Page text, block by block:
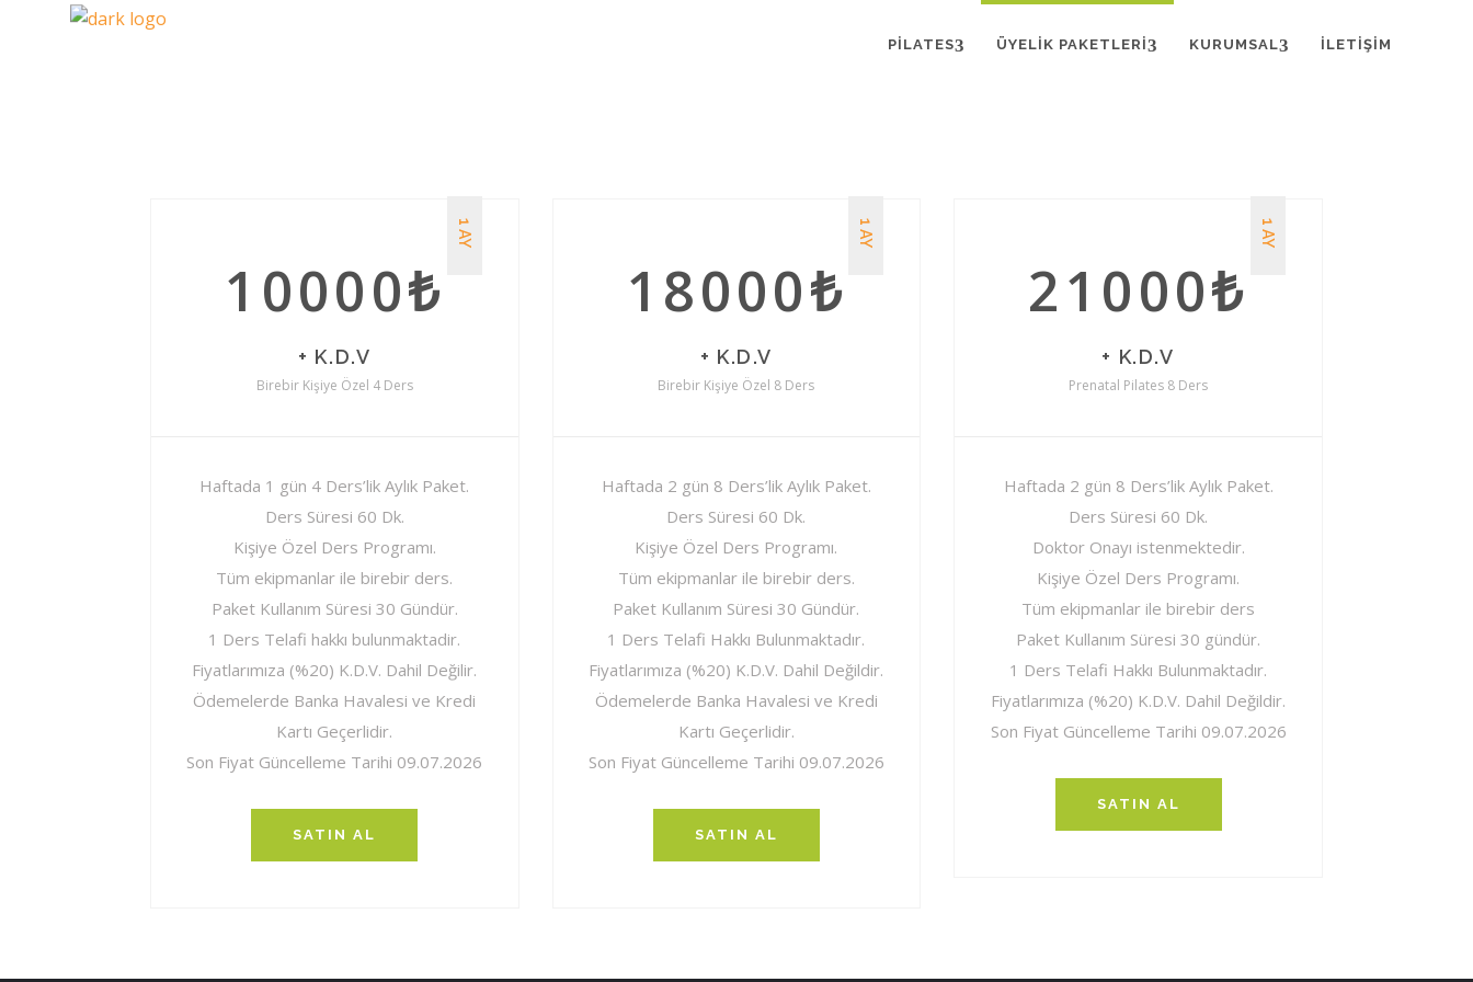
PILATES ÜYELIK PAKETLERI KURUMSAL İLETIŞIM
1 AY
10000₺
+ K.D.V
Birebir Kişiye Özel 4 Ders
Haftada 1 gün 4 Ders’lik Aylık Paket.
Ders Süresi 60 Dk.
Kişiye Özel Ders Programı.
Tüm ekipmanlar ile birebir ders.
Paket Kullanım Süresi 30 Gündür.
1 Ders Telafi hakkı bulunmaktadir.
Fiyatlarımıza (%20) K.D.V. Dahil Değilir.
Ödemelerde Banka Havalesi ve Kredi
Kartı Geçerlidir.
Son Fiyat Güncelleme Tarihi 09.07.2026
SATIN AL
1 AY
18000₺
+ K.D.V
Birebir Kişiye Özel 8 Ders
Haftada 2 gün 8 Ders’lik Aylık Paket.
Ders Süresi 60 Dk.
Kişiye Özel Ders Programı.
Tüm ekipmanlar ile birebir ders.
Paket Kullanım Süresi 30 Gündür.
1 Ders Telafi Hakkı Bulunmaktadır.
Fiyatlarımıza (%20) K.D.V. Dahil Değildir.
Ödemelerde Banka Havalesi ve Kredi
Kartı Geçerlidir.
Son Fiyat Güncelleme Tarihi 09.07.2026
SATIN AL
1 AY
21000₺
+ K.D.V
Prenatal Pilates 8 Ders
Haftada 2 gün 8 Ders’lik Aylık Paket.
Ders Süresi 60 Dk.
Doktor Onayı istenmektedir.
Kişiye Özel Ders Programı.
Tüm ekipmanlar ile birebir ders
Paket Kullanım Süresi 30 gündür.
1 Ders Telafi Hakkı Bulunmaktadır.
Fiyatlarımıza (%20) K.D.V. Dahil Değildir.
Son Fiyat Güncelleme Tarihi 09.07.2026
SATIN AL